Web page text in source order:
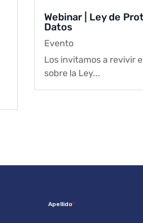
Webinar | Ley de
Datos
Evento
Los invitamos a revivir
sobre la Ley...